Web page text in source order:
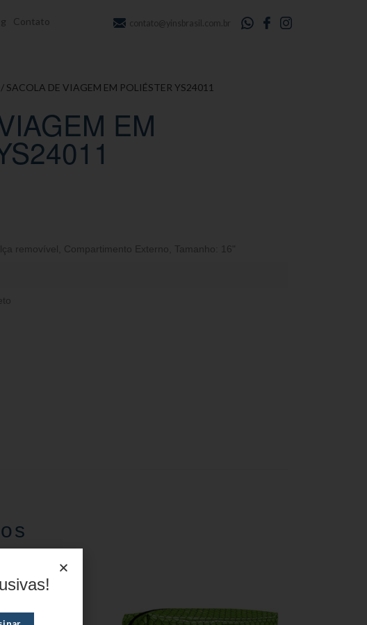
Contato contato@yinsbrasil.com.br
/ SACOLA DE VIAGEM EM POLIÉSTER YS24011
EM
removível Compartimento Externo Tamanho: 16"